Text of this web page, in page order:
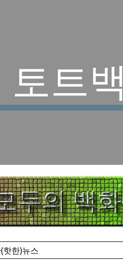
토트백
핫한)뉴스